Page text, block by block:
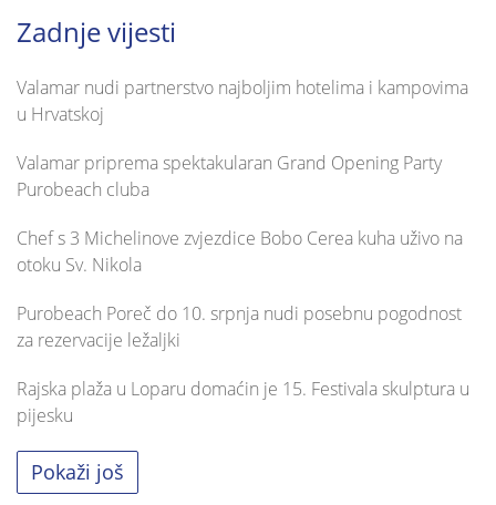
Zadnje vijesti
Valamar nudi partnerstvo najboljim hotelima i kampovima
u Hrvatskoj
Valamar priprema spektakularan Grand Opening Party
Purobeach cluba
Chef s 3 Michelinove zvjezdice Bobo Cerea kuha uživo na
otoku Sv. Nikola
Purobeach Poreč do 10. srpnja nudi posebnu pogodnost
za rezervacije ležaljki
Rajska plaža u Loparu domaćin je 15. Festivala skulptura u
pijesku
Pokaži još